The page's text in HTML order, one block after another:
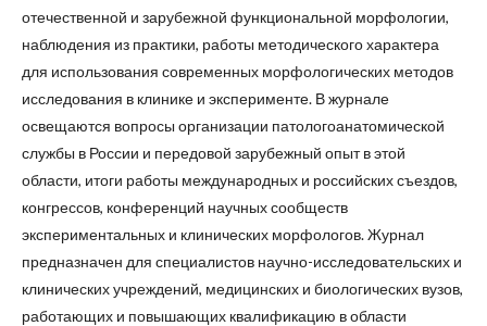
отечественной и зарубежной функциональной морфологии,
наблюдения из практики, работы методического характера
для использования современных морфологических методов
исследования в клинике и эксперименте. В журнале
освещаются вопросы организации патологоанатомической
службы в России и передовой зарубежный опыт в этой
области, итоги работы международных и российских съездов,
конгрессов, конференций научных сообществ
экспериментальных и клинических морфологов. Журнал
предназначен для специалистов научно-исследовательских и
клинических учреждений, медицинских и биологических вузов,
работающих и повышающих квалификацию в области